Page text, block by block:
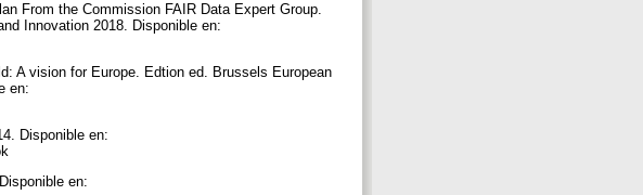
From the Commission FAIR Data Expert Group.
Innovation 2018. Disponible en:
A vision for Europe. Edtion ed. Brussels European
en:
Disponible en:
en: